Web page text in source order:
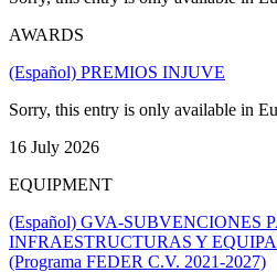
AWARDS
(Español) PREMIOS INJUVE
Sorry, this entry is only available in
16 July 2026
EQUIPMENT
(Español) GVA-SUBVENCIONES
INFRAESTRUCTURAS Y
(Programa FEDER C.V. 2021-2027)